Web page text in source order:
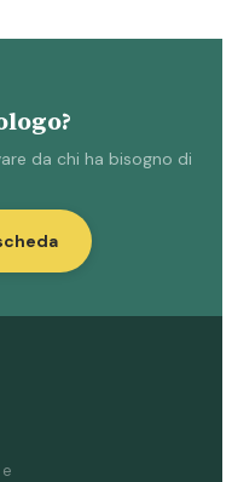
da chi ha bisogno di